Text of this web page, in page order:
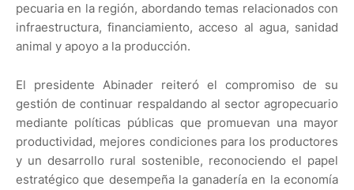
pecuaria en la región, abordando temas relacionados con
infraestructura, financiamiento, acceso al agua, sanidad
animal y apoyo a la producción.
El presidente Abinader reiteró el compromiso de su
gestión de continuar respaldando al sector agropecuario
mediante políticas públicas que promuevan una mayor
productividad, mejores condiciones para los productores
y un desarrollo rural sostenible, reconociendo el papel
estratégico que desempeña la ganadería en la economía